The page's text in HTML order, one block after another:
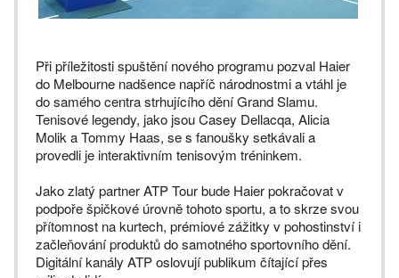
Při příležitosti spuštění nového programu pozval Haier
do Melbourne nadšence napříč národnostmi a vtáhl je
do samého centra strhujícího dění Grand Slamu.
Tenisové legendy, jako jsou Casey Dellacqa, Alicia
Molik a Tommy Haas, se s fanoušky setkávali a
provedli je interaktivním tenisovým tréninkem.
Jako zlatý partner ATP Tour bude Haier pokračovat v
podpoře špičkové úrovně tohoto sportu, a to skrze svou
přítomnost na kurtech, prémiové zážitky v pohostinství i
začleňování produktů do samotného sportovního dění.
Digitální kanály ATP oslovují publikum čítající přes